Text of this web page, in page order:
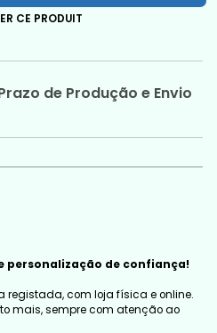
CE PRODUIT
de Produção e Envio
personalização de confiança!
registada, com loja física e online.
mais, sempre com atenção ao